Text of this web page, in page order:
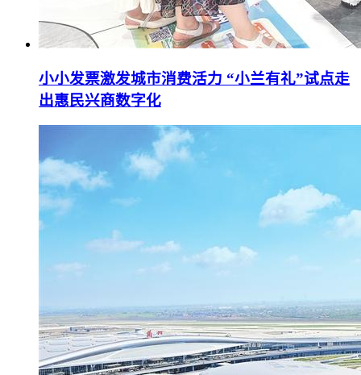
小小发票激发城市消费活力 “小兰有礼”试点走
出惠民兴商数字化